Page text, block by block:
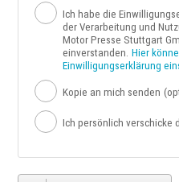
Ich habe die
der Verarbeitung und
Motor Presse Stuttgart
einverstanden. Hier
Einwilligungserklärung
Kopie an mich senden
Ich persönlich verschicke